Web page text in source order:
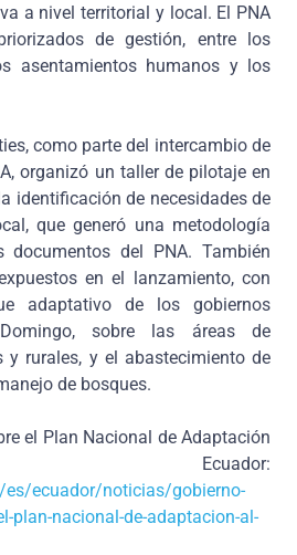
a nivel territorial y local. El PNA
de gestión, entre los
asentamientos humanos y los
como parte del intercambio de
organizó un taller de pilotaje en
identificación de necesidades de
que generó una metodología
del PNA. También
en el lanzamiento, con
adaptativo de los gobiernos
sobre las áreas de
y rurales, y el abastecimiento de
de bosques.
el Plan Nacional de Adaptación
ecuador/noticias/gobierno-
plan-nacional-de-adaptacion-al-